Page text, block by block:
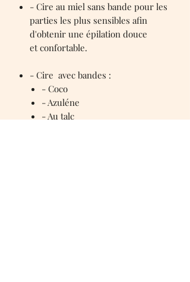
- Cire au miel sans bande pour les
parties les plus sensibles afin
d'obtenir une épilation douce
et confortable.
- Cire avec bandes :
- Coco
- Azuléne
- Au talc